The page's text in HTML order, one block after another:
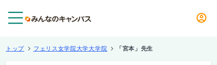
トップ フェリス女学院大学大学院 「宮本」先生